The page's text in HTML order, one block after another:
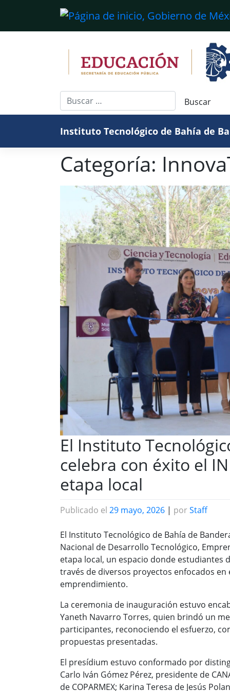
contenido
Instituto Tecnológico de Bahía de
Categoría:
El Instituto
celebra con éxito el
etapa local
Publicado el 29 mayo, 2026 | por Staff
El Instituto Tecnológico de Bahía de
Nacional de Desarrollo Tecnológico,
etapa local, un espacio donde
través de diversos proyectos enfocados
emprendimiento.
La ceremonia de inauguración estuvo
Yaneth Navarro Torres, quien brindó un
participantes, reconociendo el esfuerzo,
propuestas presentadas.
El presídium estuvo conformado por
Carlo Iván Gómez Pérez, presidente de
de COPARMEX; Karina Teresa de Jesús